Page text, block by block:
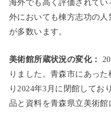
海外でも高く評価されて
外においても棟方志功の
が多数います。
美術館所蔵状況の変化：
りました。青森市にあっ
り2024年3月に閉館してお
品と資料を青森県立美術館